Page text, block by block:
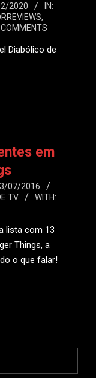
2020
IN:
,
Diabólico de
em
07/2016
TV
WITH:
lista com 13
Things, a
o que falar!